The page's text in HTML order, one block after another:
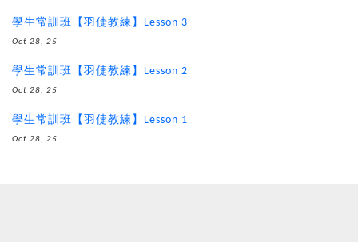
學生常訓班【羽倢教練】Lesson 3
Oct 28, 25
學生常訓班【羽倢教練】Lesson 2
Oct 28, 25
學生常訓班【羽倢教練】Lesson 1
Oct 28, 25